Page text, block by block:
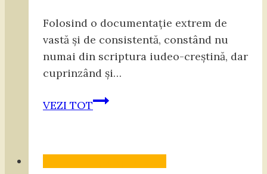
Folosind o documentație extrem de
vastă și de consistentă, constând nu
numai din scriptura iudeo-creștină, dar
cuprinzând și…
VEZI TOTDan
Bibliei: